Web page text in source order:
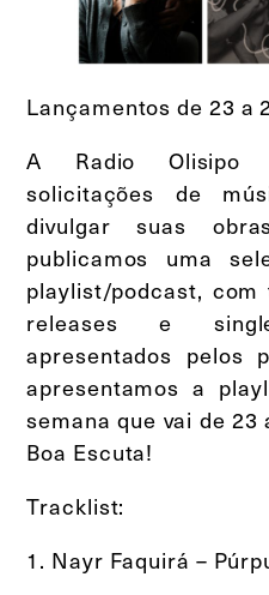
Lançamentos de 23 a
A Radio Olisipo
solicitações de
divulgar suas
publicamos uma
playlist/podcast,
releases e
apresentados pelos
apresentamos a
semana que vai de
Boa Escuta!
Tracklist:
1. Nayr Faquirá –